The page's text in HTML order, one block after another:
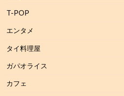
T-POP
エンタメ
タイ料理屋
ガパオライス
カフェ